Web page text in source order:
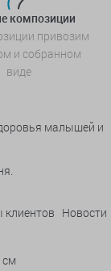
композиции
привозим
и собранном
виде
малышей и
Новости
см